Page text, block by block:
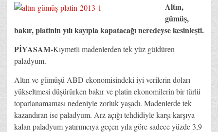
Altın,
gümüş,
bakır, platinin yılı kayıpla kapatacağı neredeyse kesinleşti.
PİYASAM-Kıymetli madenlerden tek yüz güldüren
paladyum.
Altın ve gümüşü ABD ekonomisindeki iyi verilerin doları
yükseltmesi düşürürken bakır ve platin ekonomilerin bir türlü
toparlanamaması nedeniyle zorluk yaşadı. Madenlerde tek
kazandıran ise paladyum. Arz açığı tehdidiyle karşı karşıya
kalan paladyum yatırımcıya geçen yıla göre sadece yüzde 3,9